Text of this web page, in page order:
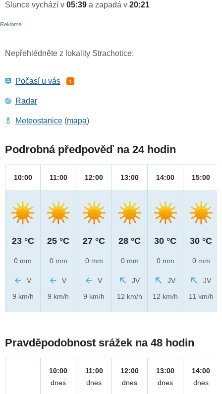
Slunce vychází v 05:39 a zapadá v 20:21
Nepřehlédněte z lokality Strachotice:
Počasí u vás 1
Radar
Meteostanice (mapa)
Podrobná předpověď na 24 hodin
10:00
23 °C
0 mm
V
9 km/h
11:00
25 °C
0 mm
V
9 km/h
12:00
27 °C
0 mm
V
9 km/h
13:00
28 °C
0 mm
JV
12 km/h
14:00
30 °C
0 mm
JV
12 km/h
15:00
30 °C
0 mm
JV
11 km/h
Pravděpodobnost srážek na 48 hodin
10:00
dnes
11:00
dnes
12:00
dnes
13:00
dnes
14:00
dnes